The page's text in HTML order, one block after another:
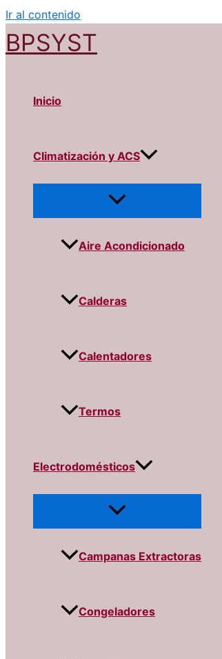
Ir al contenido
BPSYST
Inicio
Climatización y ACS
Aire Acondicionado
Calderas
Calentadores
Termos
Electrodomésticos
Campanas Extractoras
Congeladores